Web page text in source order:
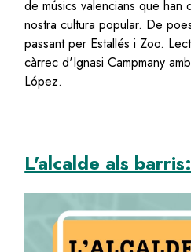
de músics valencians que han
nostra cultura popular. De
passant per Estallés i Zoo.
càrrec d'Ignasi Campmany
López.
L'alcalde als